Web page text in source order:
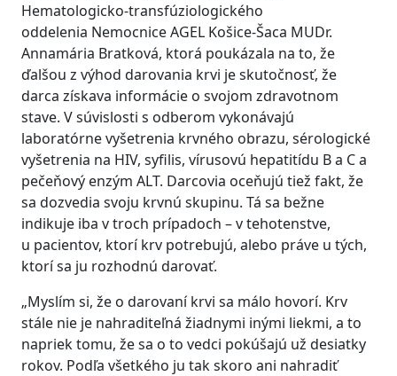
Hematologicko-transfúziologického
oddelenia Nemocnice AGEL Košice-Šaca MUDr.
Annamária Bratková, ktorá poukázala na to, že
ďalšou z výhod darovania krvi je skutočnosť, že
darca získava informácie o svojom zdravotnom
stave. V súvislosti s odberom vykonávajú
laboratórne vyšetrenia krvného obrazu, sérologické
vyšetrenia na HIV, syfilis, vírusovú hepatitídu B a C a
pečeňový enzým ALT. Darcovia oceňujú tiež fakt, že
sa dozvedia svoju krvnú skupinu. Tá sa bežne
indikuje iba v troch prípadoch – v tehotenstve,
u pacientov, ktorí krv potrebujú, alebo práve u tých,
ktorí sa ju rozhodnú darovať.
„Myslím si, že o darovaní krvi sa málo hovorí. Krv
stále nie je nahraditeľná žiadnymi inými liekmi, a to
napriek tomu, že sa o to vedci pokúšajú už desiatky
rokov. Podľa všetkého ju tak skoro ani nahradiť